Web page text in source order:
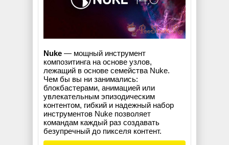
Nuke — мощный инструмент
композитинга на основе узлов,
лежащий в основе семейства Nuke.
Чем бы вы ни занимались:
блокбастерами, анимацией или
увлекательным эпизодическим
контентом, гибкий и надежный набор
инструментов Nuke позволяет
командам каждый раз создавать
безупречный до пикселя контент.